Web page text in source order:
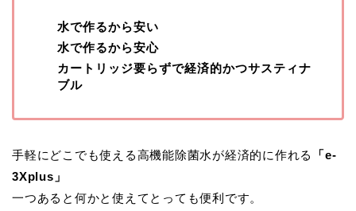
水で作るから安い
水で作るから安心
カートリッジ要らずで経済的かつサスティナ
ブル
手軽にどこでも使える高機能除菌水が経済的に作れる
「e-
3Xplus」
一つあると何かと使えてとっても便利です。